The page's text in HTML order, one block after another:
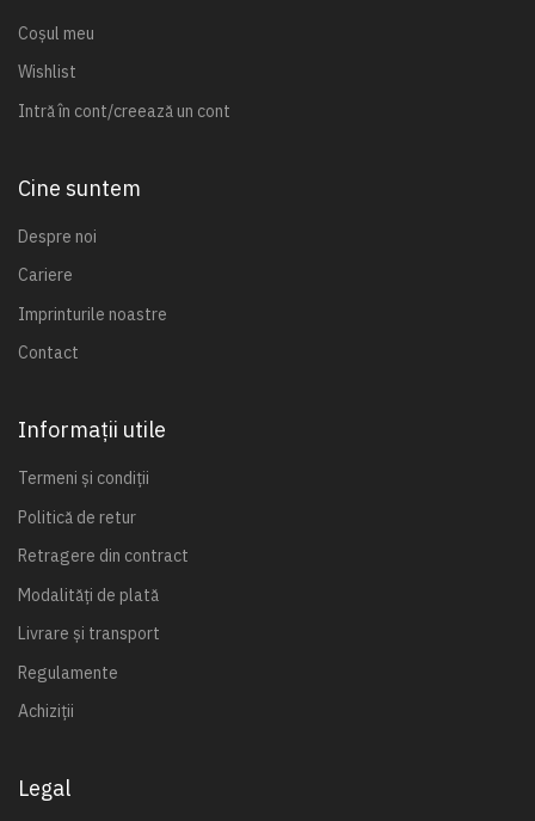
Coșul meu
Wishlist
Intră în cont/creează un cont
Cine suntem
Despre noi
Cariere
Imprinturile noastre
Contact
Informații utile
Termeni și condiții
Politică de retur
Retragere din contract
Modalități de plată
Livrare și transport
Regulamente
Achiziții
Legal